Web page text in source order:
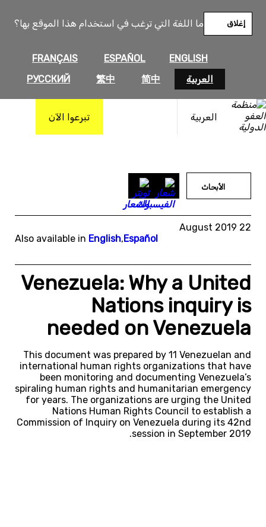
ما اللغة التي ترغب في استخدام هذا الموقع بها؟
ENGLISH
ESPAÑOL
FRANÇAIS
العربية
简中
繁中
РУССКИЙ
إغلاق
العربية تبرعوا الآن
المحتوى
الأبحاث
22 August 2019
Also available in English,Español
Venezuela: Why a United
Nations inquiry is
needed on Venezuela
This document was prepared by 11 Venezuelan and
international human rights organizations that have
been monitoring and documenting Venezuela’s
spiraling human rights and humanitarian emergency
for years. The organizations are urging the United
Nations Human Rights Council to establish a
Commission of Inquiry on Venezuela during its 42nd
session in September 2019.